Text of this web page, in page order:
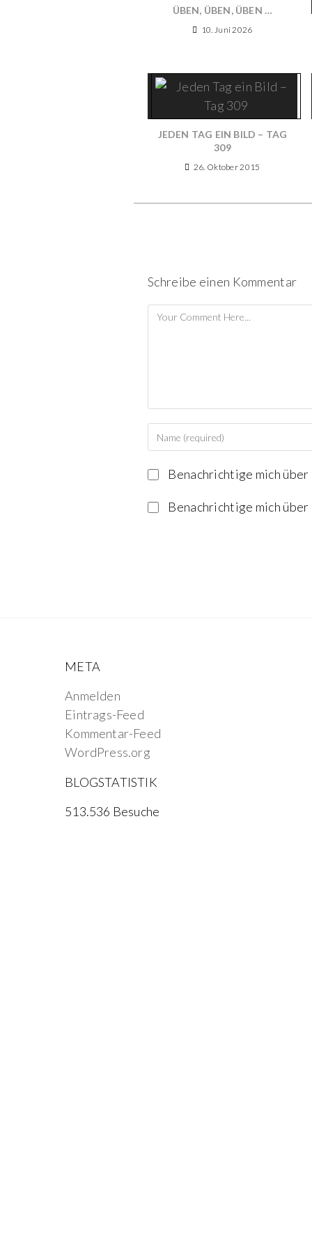
ÜBEN, ÜBEN, ÜBEN …
10. Juni 2026
JEDEN TAG EIN BILD – TAG
309
26. Oktober 2015
Schreibe einen Kommentar
Benachrichtige mich
Benachrichtige mich
META
Anmelden
Eintrags-Feed
Kommentar-Feed
WordPress.org
BLOGSTATISTIK
513.536 Besuche